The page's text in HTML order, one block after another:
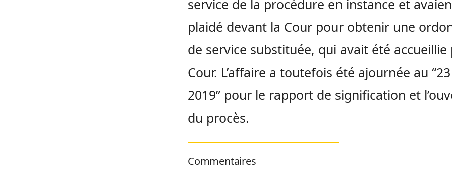
service de la procédure en instance et
plaidé devant la Cour pour obtenir une
de service substituée, qui avait été accueillie
Cour. L’affaire a toutefois été ajournée au
2019” pour le rapport de signification et
du procès.
Commentaires